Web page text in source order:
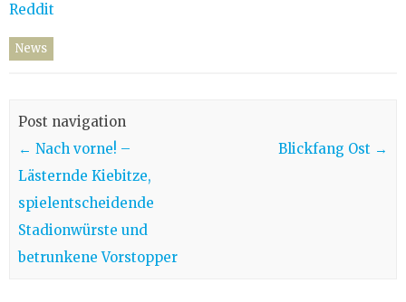
Reddit
News
Post navigation
← Nach vorne! –
Lästernde Kiebitze,
spielentscheidende
Stadionwürste und
betrunkene Vorstopper
Blickfang Ost →